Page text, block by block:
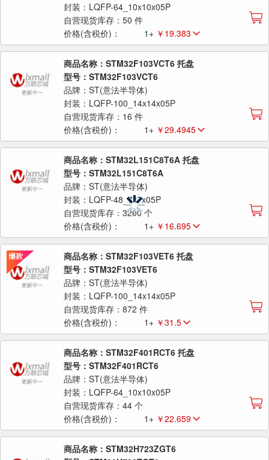
封装：LQFP-64_10x10x05P
自营现货库存：50 件
价格(含税价)：
1+ ￥19.383
商品名称：STM32F103VCT6 托盘
型号：STM32F103VCT6
品牌：ST(意法半导体)
封装：LQFP-100_14x14x05P
自营现货库存：16 件
价格(含税价)：
1+ ￥29.4945
商品名称：STM32L151C8T6A 托盘
型号：STM32L151C8T6A
品牌：ST(意法半导体)
封装：LQFP-48_7x7x05P
自营现货库存：3200 个
价格(含税价)：
1+ ￥16.695
商品名称：STM32F103VET6 托盘
型号：STM32F103VET6
品牌：ST(意法半导体)
封装：LQFP-100_14x14x05P
自营现货库存：872 件
价格(含税价)：
1+ ￥31.5
商品名称：STM32F401RCT6 托盘
型号：STM32F401RCT6
品牌：ST(意法半导体)
封装：LQFP-64_10x10x05P
自营现货库存：44 个
价格(含税价)：
1+ ￥22.659
商品名称：STM32H723ZGT6